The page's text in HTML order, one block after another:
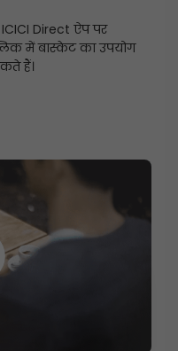
Direct ऐप पर
में बास्केट का उपयोग
हैं।